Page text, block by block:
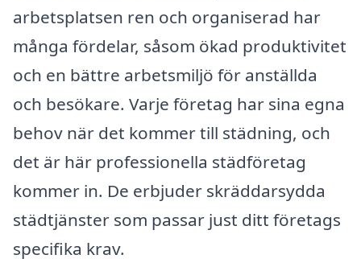
arbetsplatsen ren och organiserad har
många fördelar, såsom ökad produktivitet
och en bättre arbetsmiljö för anställda
och besökare. Varje företag har sina egna
behov när det kommer till städning, och
det är här professionella städföretag
kommer in. De erbjuder skräddarsydda
städtjänster som passar just ditt företags
specifika krav.